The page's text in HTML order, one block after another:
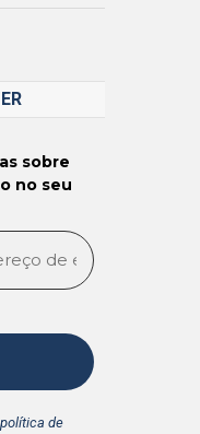
sobre
no seu
política de